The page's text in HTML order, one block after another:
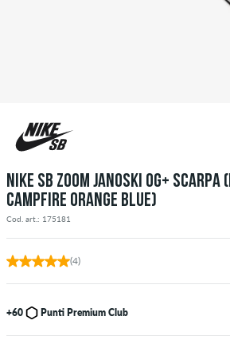
NIKE SB ZOOM JANOSKI OG+ SCARPA
CAMPFIRE ORANGE BLUE)
Cod. art.: 175181
(4)
+60 Punti Premium Club